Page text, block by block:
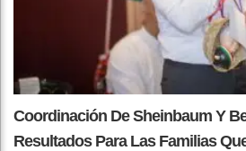
Coordinación De Sheinbaum Y
Resultados Para Las Familias